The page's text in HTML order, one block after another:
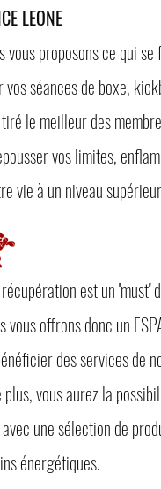
LEONE
proposons ce qui se
séancesde boxe,
le meilleur des
vos limites,
vie à un niveau
est un ''must''
offrons donc un
des services de
vous aurez la
une sélection de
énergétiques.